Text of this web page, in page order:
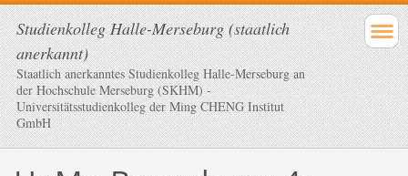
Studienkolleg Halle-Merseburg (staatlich
anerkannt)
Staatlich anerkanntes Studienkolleg Halle-Merseburg an
der Hochschule Merseburg (SKHM) -
Universitätsstudienkolleg der Ming CHENG Institut
GmbH